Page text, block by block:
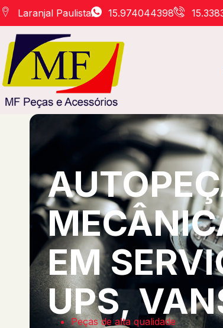
Laranjal Paulista 15.974044398
EM
UPS,
Peças de alta qualidade